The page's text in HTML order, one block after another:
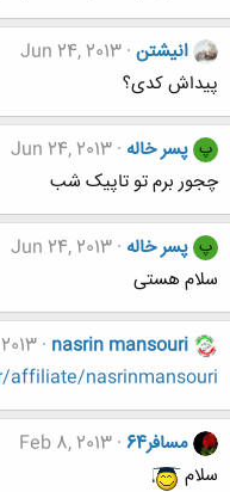
انیشتن Jun 24, 2013
پیداش کدی؟
پ پسر خاله Jun 24, 2013
چجور برم تو تاپیک شب
پ پسر خاله Jun 24, 2013
سلام هستی
nasrin mansouri
affiliate/nasrinmansouri
مسافر64
Feb 8, 2013
سلام